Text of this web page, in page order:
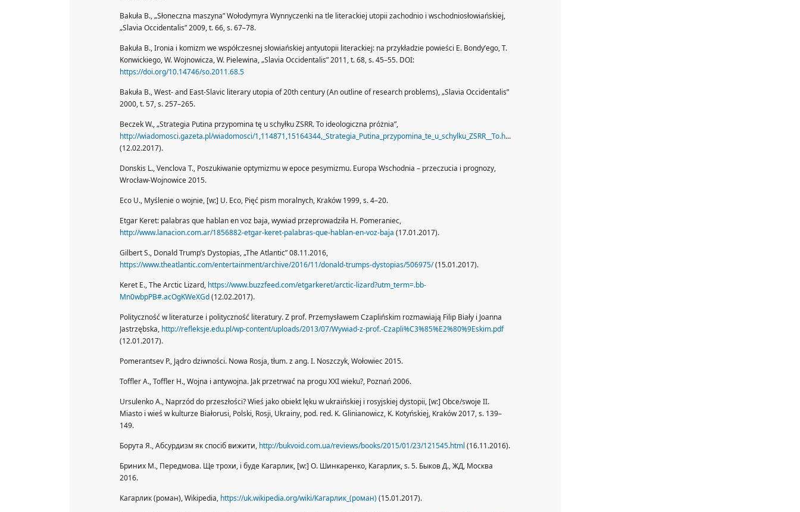
Bakuła B., „Słoneczna maszyna” Wołodymyra Wynnyczenki na tle literackiej utopii zachodnio i wschodniosłowiańskiej,
„Slavia Occidentalis” 2009, t. 66, s. 67–78.
Bakuła B., Ironia i komizm we współczesnej słowiańskiej antyutopii literackiej: na przykładzie powieści E. Bondyʼego, T.
Konwickiego, W. Wojnowicza, W. Pielewina, „Slavia Occidentalis” 2011, t. 68, s. 45–55. DOI:
https://doi.org/10.14746/so.2011.68.5
Bakuła B., West- and East-Slavic literary utopia of 20th century (An outline of research problems), „Slavia Occidentalis”
2000, t. 57, s. 257–265.
Beczek W., „Strategia Putina przypomina tę u schyłku ZSRR. To ideologiczna próżnia”,
http://wiadomosci.gazeta.pl/wiadomosci/1,114871,15164344,_Strategia_Putina_przypomina_te_u_schylku_ZSRR__To.html
(12.02.2017).
Donskis L., Venclova T., Poszukiwanie optymizmu w epoce pesymizmu. Europa Wschodnia – przeczucia i prognozy,
Wrocław-Wojnowice 2015.
Eco U., Myślenie o wojnie, [w:] U. Eco, Pięć pism moralnych, Kraków 1999, s. 4–20.
Etgar Keret: palabras que hablan en voz baja, wywiad przeprowadziła H. Pomeraniec,
http://www.lanacion.com.ar/1856882-etgar-keret-palabras-que-hablan-en-voz-baja (17.01.2017).
Gilbert S., Donald Trump’s Dystopias, „The Atlantic” 08.11.2016,
https://www.theatlantic.com/entertainment/archive/2016/11/donald-trumps-dystopias/506975/(15.01.2017).
Keret E., The Arctic Lizard, https://www.buzzfeed.com/etgarkeret/arctic-lizard?utm_term=.bb-
Mn0wbpPB#.acOgKWeXGd(12.02.2017).
Polityczność w literaturze i polityczność literatury. Z prof. Przemysławem Czaplińskim rozmawiają Filip Biały i Joanna
Jastrzębska, http://refleksje.edu.pl/wp-content/uploads/2013/07/Wywiad-z-prof.-Czapli%C3%85%E2%80%9Eskim.pdf
(12.01.2017).
Pomerantsev P., Jądro dziwności. Nowa Rosja, tłum. z ang. I. Noszczyk, Wołowiec 2015.
Toffler A., Toffler H., Wojna i antywojna. Jak przetrwać na progu XXI wieku?, Poznań 2006.
Ursulenko A., Naprzód do przeszłości? Wieś jako obiekt lęku w ukraińskiej i rosyjskiej dystopii, [w:] Obce/swoje II.
Miasto i wieś w kulturze Białorusi, Polski, Rosji, Ukrainy, pod. red. K. Glinianowicz, K. Kotyńskiej, Kraków 2017, s. 139–
149.
Борута Я., Абсурдизм як спосіб вижити, http://bukvoid.com.ua/reviews/books/2015/01/23/121545.html (16.11.2016).
Бриних М., Передмова. Ще трохи, і буде Кагарлик, [w:] О. Шинкаренко, Кагарлик, s. 5. Быков Д., ЖД, Москва
2016.
Кагарлик (роман), Wikipedia, https://uk.wikipedia.org/wiki/Кагарлик_(роман)(15.01.2017).